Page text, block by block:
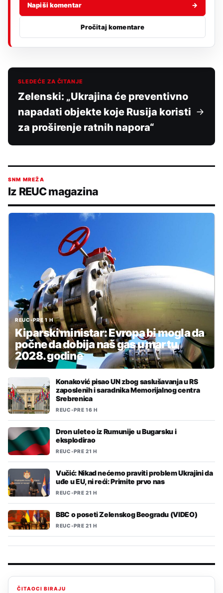
Napiši komentar →
Pročitaj komentare
SLEDEĆE ZA ČITANJE
Zelenski: „Ukrajina će preventivno
napadati objekte koje Rusija koristi
za proširenje ratnih napora“
SNM MREŽA
Iz REUC magazina
REUC•PRE 1 H
Kiparski ministar: Evropa bi mogla da
počne da dobija naš gas u martu
2028. godine
Konaković pisao UN zbog saslušavanja u RS
zaposlenih i saradnika Memorijalnog centra
Srebrenica
REUC•PRE 16 H
Dron uleteo iz Rumunije u Bugarsku i
eksplodirao
REUC•PRE 21 H
Vučić: Nikad nećemo praviti problem Ukrajini da
uđe u EU, ni reći: Primite prvo nas
REUC•PRE 21 H
BBC o poseti Zelenskog Beogradu (VIDEO)
REUC•PRE 21 H
ČITAOCI BIRAJU